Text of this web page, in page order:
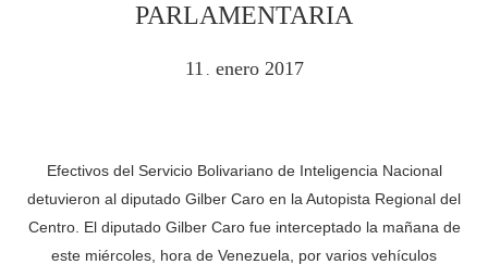
PARLAMENTARIA
11 . enero 2017
Efectivos del Servicio Bolivariano de Inteligencia Nacional
detuvieron al diputado Gilber Caro en la Autopista Regional del
Centro. El diputado Gilber Caro fue interceptado la mañana de
este miércoles, hora de Venezuela, por varios vehículos